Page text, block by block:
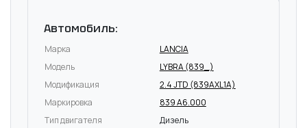
Автомобиль:
Марка
LANCIA
Модель
LYBRA (839_)
Модификация
2.4 JTD (839AXL1A)
Маркировка
839 A6.000
Тип двигателя
Дизель